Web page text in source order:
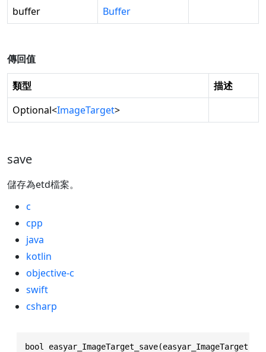
buffer
Buffer
傳回值
類型
描述
Optional<ImageTarget>
save
儲存為etd檔案。
c
cpp
java
kotlin
objective-c
swift
csharp
bool